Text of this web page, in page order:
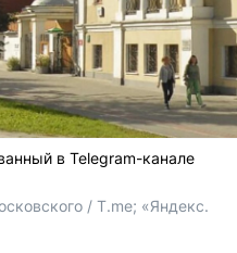
в Telegram-канале
/ T.me; «Яндекс.